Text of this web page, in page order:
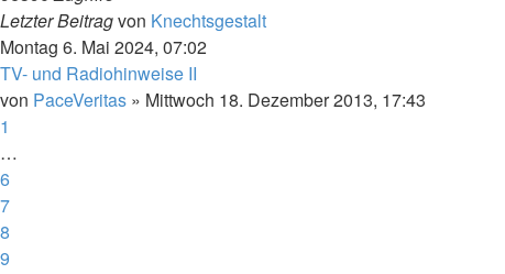
Letzter Beitragvon Knechtsgestalt
Montag 6. Mai 2024, 07:02
TV- und Radiohinweise II
von PaceVeritas » Mittwoch 18. Dezember 2013, 17:43
1
…
6
7
8
9